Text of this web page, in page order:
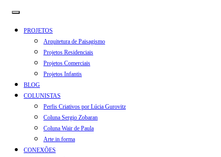
PROJETOS
Arquitetura de Paisagismo
Projetos Residenciais
Projetos Comerciais
Projetos Infantis
BLOG
COLUNISTAS
Perfis Criativos por Lúcia Gurovitz
Coluna Sergio Zobaran
Coluna Wair de Paula
Arte.in.forma
CONEXÕES